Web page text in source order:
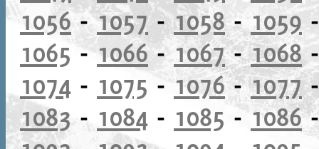
1056-1057-1058- 1059
1065 -1066- 1067-1068
1074 - 1075 -1076-1077
1083- 1084 - 1085 - 1086